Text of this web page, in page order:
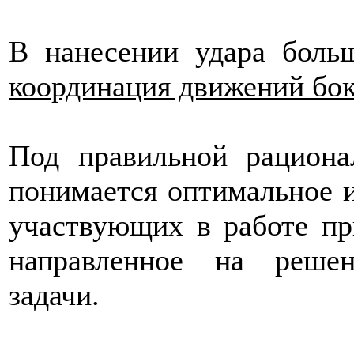
В нанесении удара
координация движений
Под правильной
понимается
участвующих в работе
направленное на
задачи.